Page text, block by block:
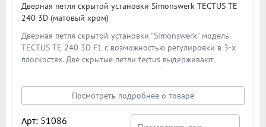
Дверная петля скрытой установки Simonswerk TECTUS TE
240 3D (матовый хром)
Дверная петля скрытой установки "Simonswerk" модель
TECTUS TE 240 3D F1 с возможностью регулировки в 3-х
плоскостях. Две скрытые петли tectus выдерживают
нагрузку до 80кг и подходят для любых типов дверей
открывания - универсальная. Цвет: матовый хром. В
подробном описании представлена схема и размеры петли
Посмотреть подробнее о товаре
Арт: 51086